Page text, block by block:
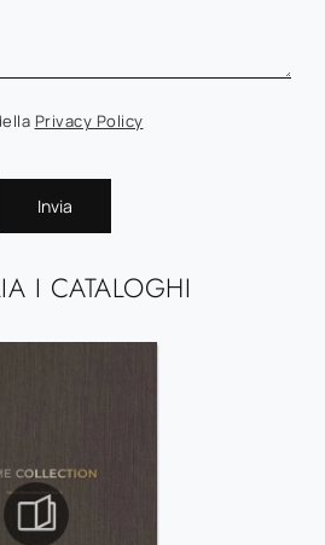
I CATALOGHI
Privacy Policy
Invia